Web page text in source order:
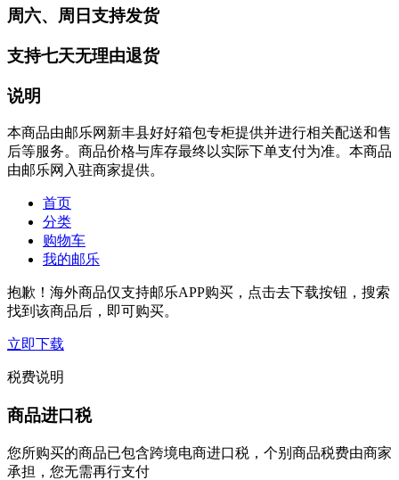
周六、周日支持发货
支持七天无理由退货
说明
本商品由邮乐网新丰县好好箱包专柜提供并进行相关配送和售
后等服务。商品价格与库存最终以实际下单支付为准。本商品
由邮乐网入驻商家提供。
首页
分类
购物车
我的邮乐
抱歉！海外商品仅支持邮乐APP购买，点击去下载按钮，搜索
找到该商品后，即可购买。
立即下载
税费说明
商品进口税
您所购买的商品已包含跨境电商进口税，个别商品税费由商家
承担，您无需再行支付